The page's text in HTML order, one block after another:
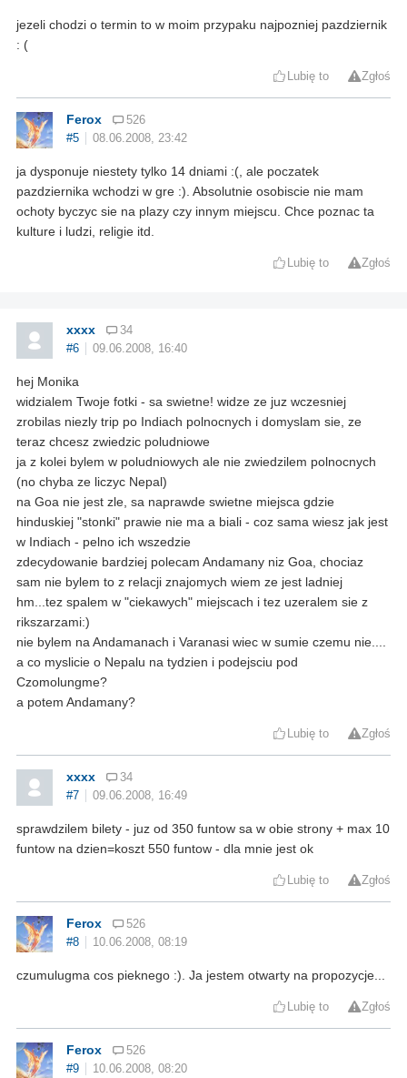
jezeli chodzi o termin to w moim przypaku najpozniej pazdziernik
: (
Lubię to Zgłoś
Ferox
526
#5
08.06.2008, 23:42
ja dysponuje niestety tylko 14 dniami :(, ale poczatek
pazdziernika wchodzi w gre :). Absolutnie osobiscie nie mam
ochoty byczyc sie na plazy czy innym miejscu. Chce poznac ta
kulture i ludzi, religie itd.
Lubię to Zgłoś
xxxx
34
#6
09.06.2008, 16:40
hej Monika
widzialem Twoje fotki - sa swietne! widze ze juz wczesniej
zrobilas niezly trip po Indiach polnocnych i domyslam sie, ze
teraz chcesz zwiedzic poludniowe
ja z kolei bylem w poludniowych ale nie zwiedzilem polnocnych
(no chyba ze liczyc Nepal)
na Goa nie jest zle, sa naprawde swietne miejsca gdzie
hinduskiej "stonki" prawie nie ma a biali - coz sama wiesz jak jest
w Indiach - pelno ich wszedzie
zdecydowanie bardziej polecam Andamany niz Goa, chociaz
sam nie bylem to z relacji znajomych wiem ze jest ladniej
hm...tez spalem w "ciekawych" miejscach i tez uzeralem sie z
rikszarzami:)
nie bylem na Andamanach i Varanasi wiec w sumie czemu nie....
a co myslicie o Nepalu na tydzien i podejsciu pod
Czomolungme?
a potem Andamany?
Lubię to Zgłoś
xxxx
34
#7
09.06.2008, 16:49
sprawdzilem bilety - juz od 350 funtow sa w obie strony + max 10
funtow na dzien=koszt 550 funtow - dla mnie jest ok
Lubię to Zgłoś
Ferox
526
#8
10.06.2008, 08:19
czumulugma cos pieknego :). Ja jestem otwarty na propozycje...
Lubię to Zgłoś
Ferox
526
#9
10.06.2008, 08:20